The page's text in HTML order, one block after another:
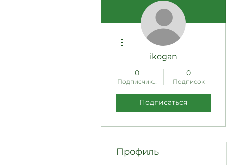
ikogan
0
Подписчиков
0
Подписок
Подписаться
Другие действия
Профиль